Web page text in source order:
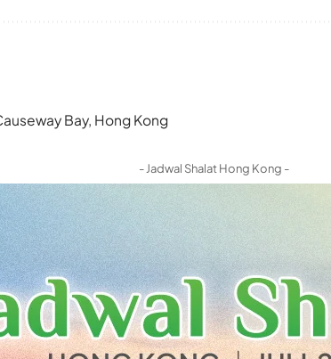
Bay, Hong Kong
- Jadwal Shalat Hong Kong -